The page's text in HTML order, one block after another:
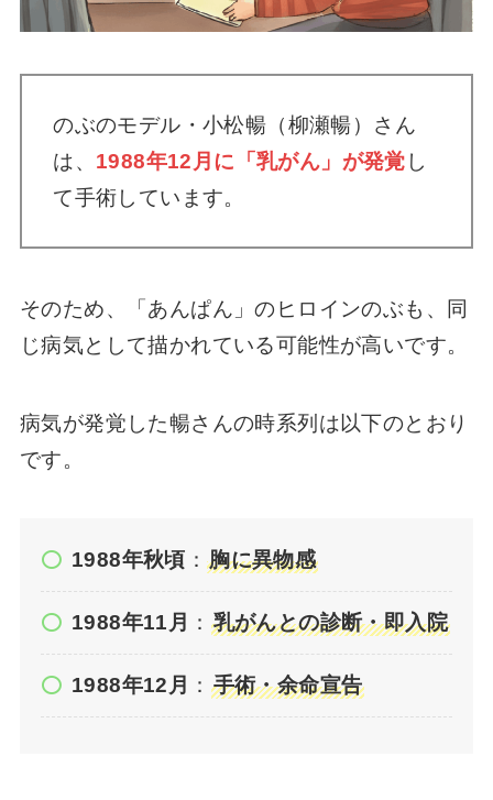
あんぱん登美子やのぶは裏千家？茶道の流派
「てのひらのうえのかなしみ」の全文は？や
なせたかしの詩があんぱんに登場！
【やなせたかし】四谷のマンション自宅はど
やさしいライオンのあらすじと結末！最後ど
【やなせたかし】愛する歌はどこで買える？
詩集の再販予定はあるのか調査（サンリオ）
【やなせたかし】ぼくのまんが詩集はどんな
のぶのモデル・小松暢（柳瀬暢）さん
は、 1988年12月に「乳がん」が発覚 し
て手術しています。
そのため、「あんぱん」のヒロインのぶも、同
じ病気として描かれている可能性が高いです。
病気が発覚した暢さんの時系列は以下のとおり
です。
1988年秋頃 ：胸に異物感
1988年11月 ： 乳がんとの診断・即入院
1988年12月 ： 手術・余命宣告